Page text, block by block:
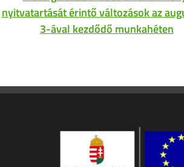
nyitvatartását érintő változások az
3-ával kezdődő munkahéten